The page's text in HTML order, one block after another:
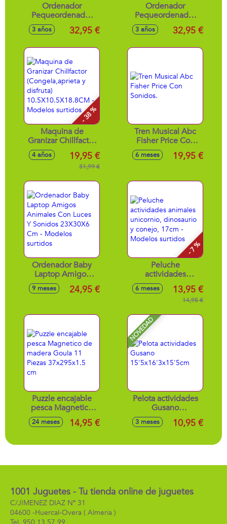
Ordenador
Pequeordenador
rosa 20 actividades
21x27x7 cm
3 años 32,95 €
Ordenador
Pequeordenador
20 actividades
21x27x7 cm
3 años 32,95 €
- 38 %
Maquina de
Granizar Chillfactor
(Congela,aprieta y
disfruta)
10.5X10.5X18.8CM
4 años 19,95 €
31,99 €
Tren Musical Abc
Fisher Price Con
Sonidos.
6 meses 19,95 €
Ordenador Baby
Laptop Amigos
Animales Con
Luces Y Sonidos
9 meses 24,95 €
- 7 %
Peluche
actividades
animales unicornio,
dinosaurio y
conejo, 17cm -
6 meses 13,95 €
14,95 €
Puzzle encajable
pesca Magnetico
de madera Goula
11 Piezas
24 meses 14,95 €
NOVEDAD
Pelota actividades
Gusano
15'5x16'3x15'5cm
3 meses 10,95 €
1001 Juguetes - Tu tienda online de juguetes
C/JIMENEZ DIAZ Nº 31
04600 -Huercal-Overa ( Almeria )